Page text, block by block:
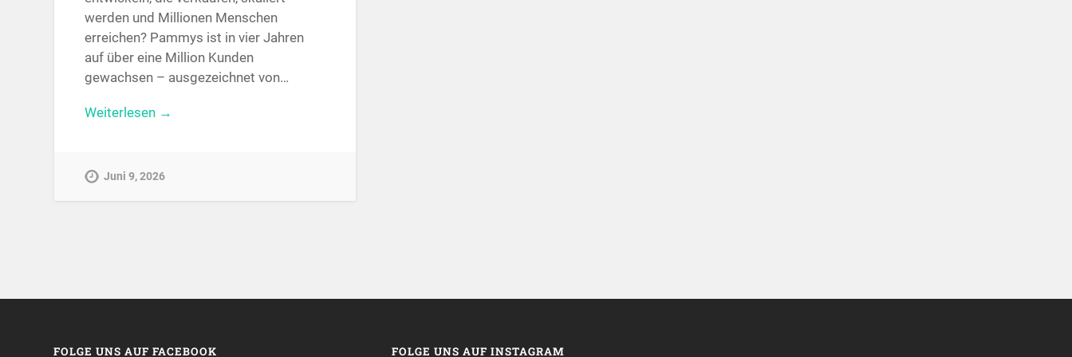
werden und Millionen Menschen
erreichen? Pammys ist in vier Jahren
auf über eine Million Kunden
gewachsen – ausgezeichnet von…
Weiterlesen →
Juni 9, 2026
FOLGE UNS AUF FACEBOOK FOLGE UNS AUF INSTAGRAM